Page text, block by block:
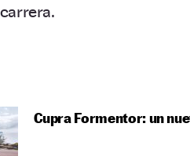
Cupra Formentor: un